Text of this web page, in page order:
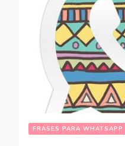
FRASES PARA WHATSAPP